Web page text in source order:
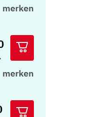
merken
merken